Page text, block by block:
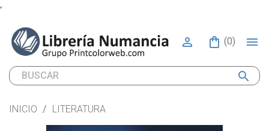
 (0) 
search
INICIO LITERATURA